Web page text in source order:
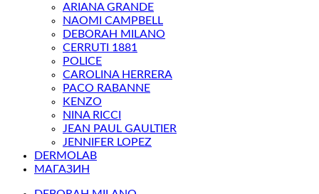
ARIANA GRANDE
NAOMI CAMPBELL
DEBORAH MILANO
CERRUTI 1881
POLICE
CAROLINA HERRERA
PACO RABANNE
KENZO
NINA RICCI
JEAN PAUL GAULTIER
JENNIFER LOPEZ
DERMOLAB
МАГАЗИН